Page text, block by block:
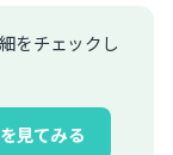
をチェックし
見てみる